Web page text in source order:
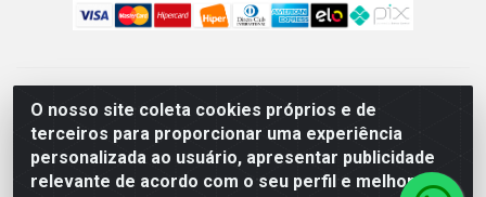
O nosso site coleta cookies próprios e de
terceiros para proporcionar uma experiência
personalizada ao usuário, apresentar publicidade
relevante de acordo com o seu perfil e melhorar a
WING DISTRIBUIDORA COMÉRCIO E LOGÍSTICA DE MATERIAL
DE CONSTRUÇÕES LTDA - AV. DA INTEGRAÇÃO, 790 -
PATRÍCIA GOMES, CAUCAIA/CE - CEP 61.604-505 - CNPJ
17.523.384/0001-20